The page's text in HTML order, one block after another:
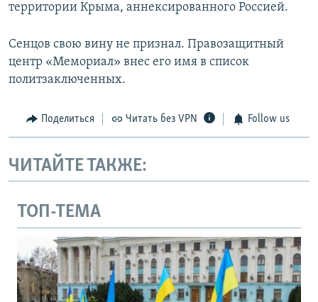
территории Крыма, аннексированного Россией.
Сенцов свою вину не признал. Правозащитный
центр «Мемориал» внес его имя в список
политзаключенных.
Поделиться Читать без VPN Follow us
ЧИТАЙТЕ ТАКЖЕ:
ТОП-ТЕМА